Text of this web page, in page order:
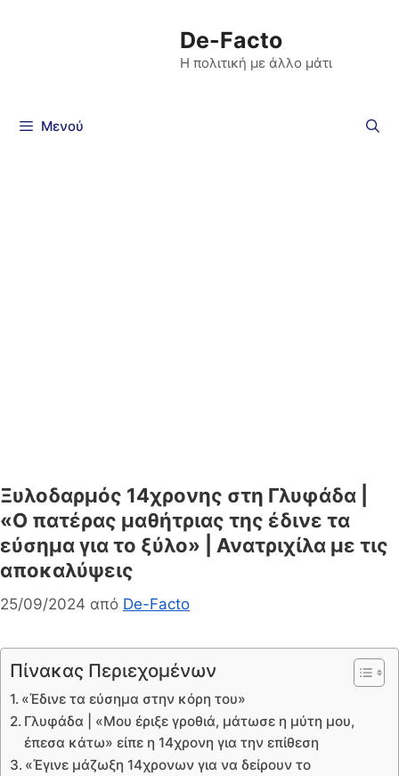
De-Facto
Η πολιτική με άλλο μάτι
Μενού
Ξυλοδαρμός 14χρονης στη Γλυφάδα |
«Ο πατέρας μαθήτριας της έδινε τα
εύσημα για το ξύλο» | Ανατριχίλα με τις
αποκαλύψεις
25/09/2024 από De-Facto
Πίνακας Περιεχομένων
«Έδινε τα εύσημα στην κόρη του»
Γλυφάδα | «Μου έριξε γροθιά, μάτωσε η μύτη μου,
έπεσα κάτω» είπε η 14χρονη για την επίθεση
«Έγινε μάζωξη 14χρονων για να δείρουν το